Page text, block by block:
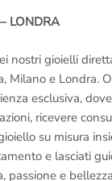
LONDRA
nostri gioielli
Milano e Londra.
esclusiva,
ricevere
su misura
e lasciati
passione e